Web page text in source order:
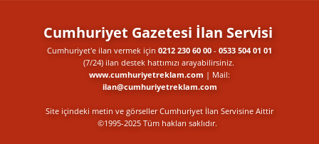
Cumhuriyet Gazetesi İlan Servisi
Cumhuriyet'e ilan vermek için 0212 230 60 00 - 0533 504 01 01
(7/24) ilan destek​ hattımızı arayabilirsiniz.
www.cumhuriyetreklam.com | Mail:
ilan@cumhuriyetreklam.com
Site içindeki metin ve görseller Cumhuriyet İlan Servisine Aittir
©1995-2025 Tüm hakları saklıdır.